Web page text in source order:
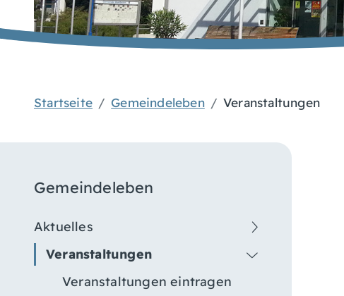
Startseite Gemeindeleben Veranstaltungen
Gemeindeleben
Aktuelles
Veranstaltungen
Veranstaltungen eintragen